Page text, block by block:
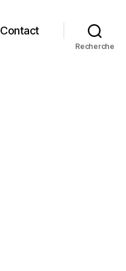
Contact
Recherche